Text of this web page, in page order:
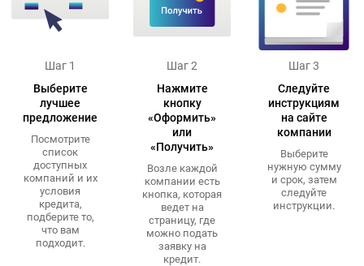
Шаг 1
Выберите
лучшее
предложение
Посмотрите
список
доступных
компаний и их
условия
кредита,
подберите то,
что вам
подходит.
Шаг 2
Нажмите
кнопку
«Оформить»
или
«Получить»
Возле каждой
компании есть
кнопка, которая
ведет на
страницу, где
можно подать
заявку на
кредит.
Шаг 3
Следуйте
инструкциям
на сайте
компании
Выберите
нужную сумму
и срок, затем
следуйте
инструкции.